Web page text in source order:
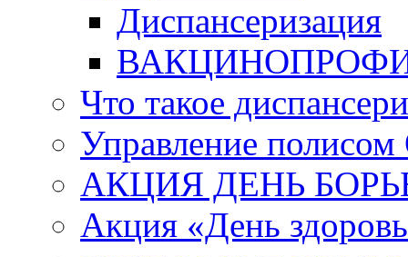
Диспансеризация
Что такое
Управление
АКЦИЯ ДЕНЬ
Акция «День